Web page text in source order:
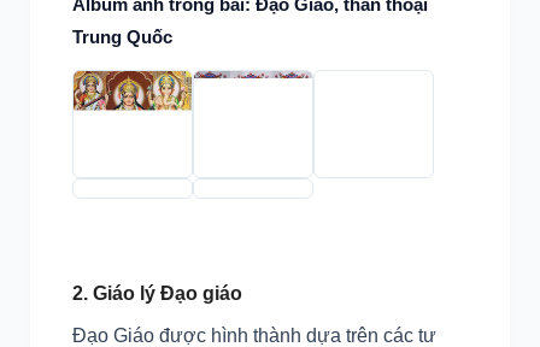
Album ảnh trong bài: Đạo Giáo, thần thoại
Trung Quốc
2. Giáo lý Đạo giáo
Đạo Giáo được hình thành dựa trên các tư